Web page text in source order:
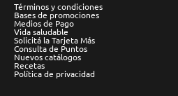
Términos y condiciones
Bases de promociones
Medios de Pago
Vida saludable
Solicitá la Tarjeta Más
Consulta de Puntos
Nuevos catálogos
Recetas
Política de privacidad